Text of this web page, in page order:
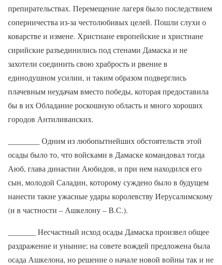
препирательствах. Перемещение лагеря было последствием
соперничества из-за честолюбивых целей. Пошли слухи о
коварстве и измене. Христиане европейские и христиане
сирийские разъединились под стенами Дамаска и не
захотели соединить свою храбрость и рвение в
единодушном усилии, и таким образом подверглись
плачевным неудачам вместо победы, которая предоставила
бы в их Обладание роскошную область и много хороших
городов Антиливанских.
________ Одним из любопытнейших обстоятельств этой
осады было то, что войсками в Дамаске командовал тогда
Аюб, глава династии Аюбидов, и при нем находился его
сын, молодой Саладин, которому суждено было в будущем
нанести такие ужасные удары королевству Иерусалимскому
(и в частности – Ашкелону – В.С.).
_______ Несчастный исход осады Дамаска произвел общее
раздражение и уныние; на совете вождей предложена была
осада Ашкелона, но решение о начале новой войны так и не